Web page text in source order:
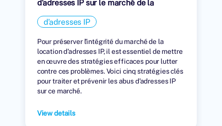
d'adresses IP sur le marché de la
location
d'adresses IP
Pour préserver l'intégrité du marché de la
location d'adresses IP, il est essentiel de mettre
en œuvre des stratégies efficaces pour lutter
contre ces problèmes. Voici cinq stratégies clés
pour traiter et prévenir les abus d'adresses IP
sur ce marché.
View details